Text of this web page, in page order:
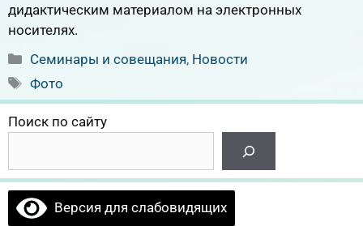
дидактическим материалом на электронных
носителях.
Рубрики
Семинары и совещания, Новости
Метки
Фото
Поиск по сайту
Версия для слабовидящих